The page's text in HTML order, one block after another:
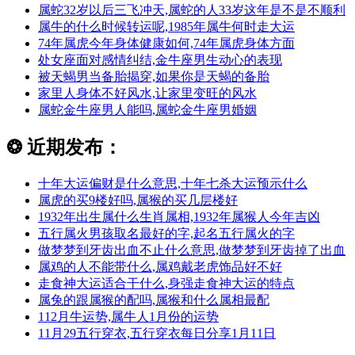
属蛇32岁以后三飞冲天,属蛇的人33岁这年是不是不顺利
属牛的什么时候转运呢,1985年属牛何时走大运
74年属虎今年身体健康如何,74年属虎身体方面
处女座面对感情纠结,金牛座男生动心的表现
被天蝎男当备胎揭穿,如果你是天蝎的备胎
家里人身体不好风水,让家里变旺的风水
属蛇金牛座男人能吗,属蛇金牛座男婚姻
❂ 近期发布：
十年大运偏财是什么意思,十年七杀大运预示什么
属虎的买9楼好吗,属猴的买几层楼好
1932年出生属什么生肖属相,1932年属猴人今年吉凶
五行属火男孩取名最好的字,起名五行属火的字
做梦梦到牙齿出血不止什么意思,做梦梦到牙齿掉了出血
属鸡的人不能带什么,属鸡戴老虎饰品好不好
走食神大运适合干什么,身强走食神大运的特点
属兔的跟属猴的配吗,属猴和什么属相最配
112月牛运势,属牛人1月份的运势
11月29五行穿衣,五行穿衣每日分享1月11日